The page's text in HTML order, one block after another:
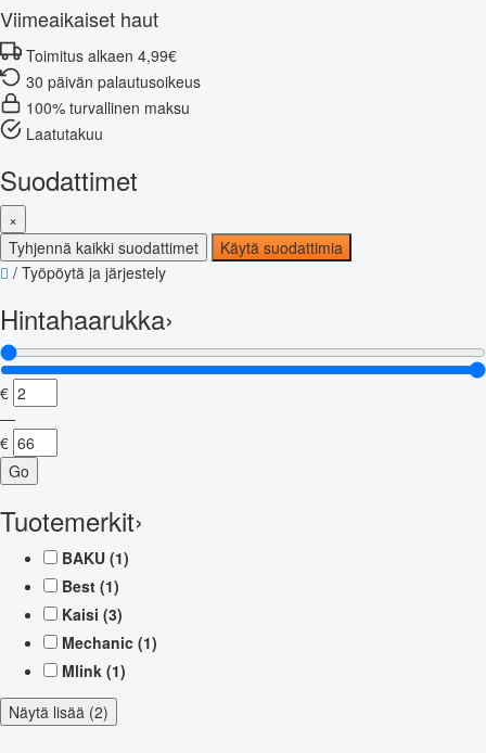
Viimeaikaiset haut
Toimitus alkaen 4,99€
30 päivän palautusoikeus
100% turvallinen maksu
Laatutakuu
Suodattimet
×
Tyhjennä kaikki suodattimet
Käytä suodattimia
/ Työpöytä ja järjestely
Hintahaarukka›
€
—
€
Go
Tuotemerkit›
BAKU (1)
Best (1)
Kaisi (3)
Mechanic (1)
Mlink (1)
Näytä lisää (2)